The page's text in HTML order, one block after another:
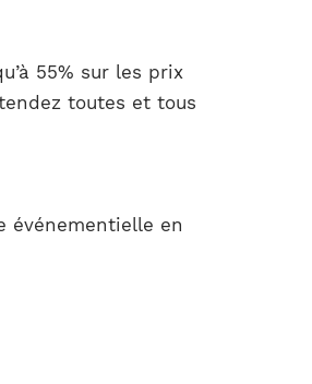
55% sur les prix
toutes et tous
événementielle en